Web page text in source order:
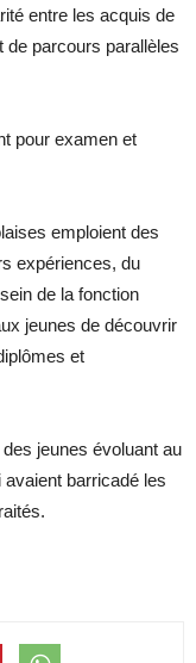
entre les acquis de
de parcours parallèles
pour examen et
emploient des
expériences, du
de la fonction
jeunes de découvrir
et
jeunes évoluant au
barricadé les